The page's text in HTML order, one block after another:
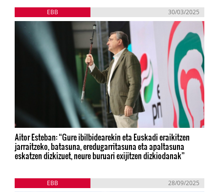
EBB 30/03/2025
Aitor Esteban: “Gure ibilbidearekin eta Euskadi eraikitzen
jarraitzeko, batasuna, eredugarritasuna eta apaltasuna
eskatzen dizkizuet, neure buruari exijitzen dizkiodanak”
EBB 28/09/2025